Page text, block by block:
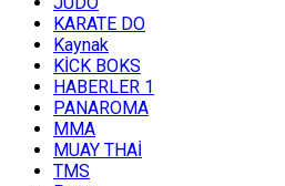
KARATE DO
Kaynak
KİCK BOKS
HABERLER 1
PANAROMA
MMA
MUAY THAİ
TMS